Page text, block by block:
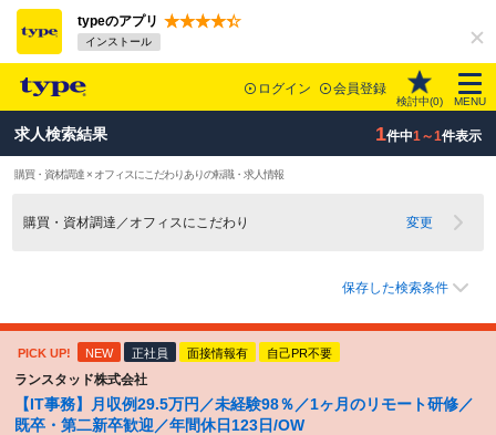
typeのアプリ
インストール
ログイン 会員登録
検討中(0) MENU
求人検索結果 1件中1～1件表示
購買・資材調達 × オフィスにこだわりありの転職・求人情報
購買・資材調達／オフィスにこだわり 変更
保存した検索条件
PICK UP! NEW 正社員 面接情報有 自己PR不要
ランスタッド株式会社
【IT事務】月収例29.5万円／未経験98％／1ヶ月のリモート研修／
既卒・第二新卒歓迎／年間休日123日/OW